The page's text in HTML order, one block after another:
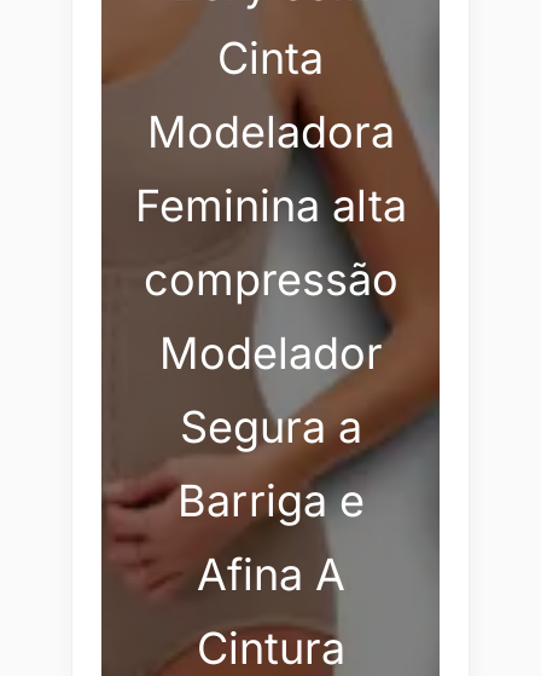
Cinta
Modeladora
Feminina alta
compressão
Modelador
Segura a
Barriga e
Afina A
Cintura